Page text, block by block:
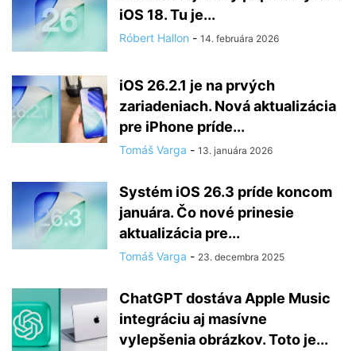
iOS 18. Tu je...
Róbert Hallon - 14. februára 2026
iOS 26.2.1 je na prvých
zariadeniach. Nová aktualizácia
pre iPhone príde...
Tomáš Varga - 13. januára 2026
Systém iOS 26.3 príde koncom
januára. Čo nové prinesie
aktualizácia pre...
Tomáš Varga - 23. decembra 2025
ChatGPT dostáva Apple Music
integráciu aj masívne
vylepšenia obrázkov. Toto je...